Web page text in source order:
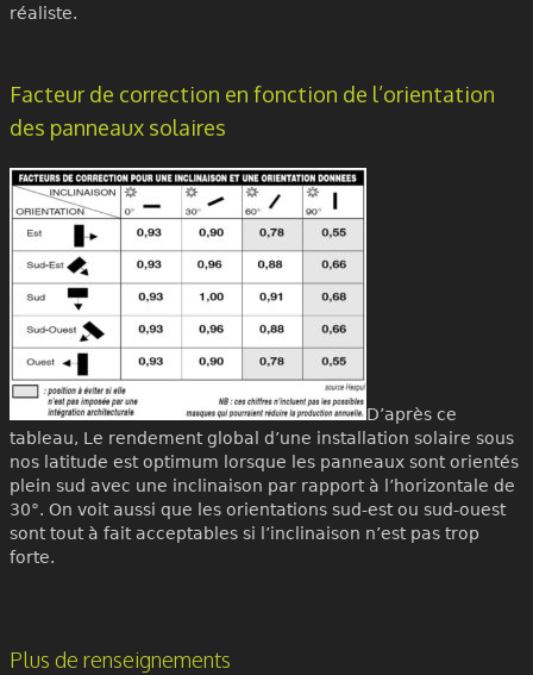
réaliste.
Facteur de correction en fonction de l’orientation
des panneaux solaires
D’après ce
tableau, Le rendement global d’une installation solaire sous
nos latitude est optimum lorsque les panneaux sont orientés
plein sud avec une inclinaison par rapport à l’horizontale de
30°. On voit aussi que les orientations sud-est ou sud-ouest
sont tout à fait acceptables si l’inclinaison n’est pas trop
forte.
Plus de renseignements